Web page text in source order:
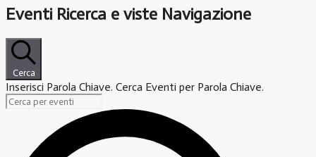
Eventi Ricerca e viste Navigazione
Cerca
Inserisci Parola Chiave. Cerca Eventi per Parola Chiave.